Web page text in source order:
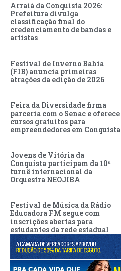
Arraiá da Conquista 2026:
Prefeitura divulga
classificação final do
credenciamento de bandas e
artistas
Festival de Inverno Bahia
(FIB) anuncia primeiras
atrações da edição de 2026
Feira da Diversidade firma
parceria com o Senac e oferece
cursos gratuitos para
empreendedores em Conquista
Jovens de Vitória da
Conquista participam da 10ª
turnê internacional da
Orquestra NEOJIBA
Festival de Música da Rádio
Educadora FM segue com
inscrições abertas para
estudantes da rede estadual